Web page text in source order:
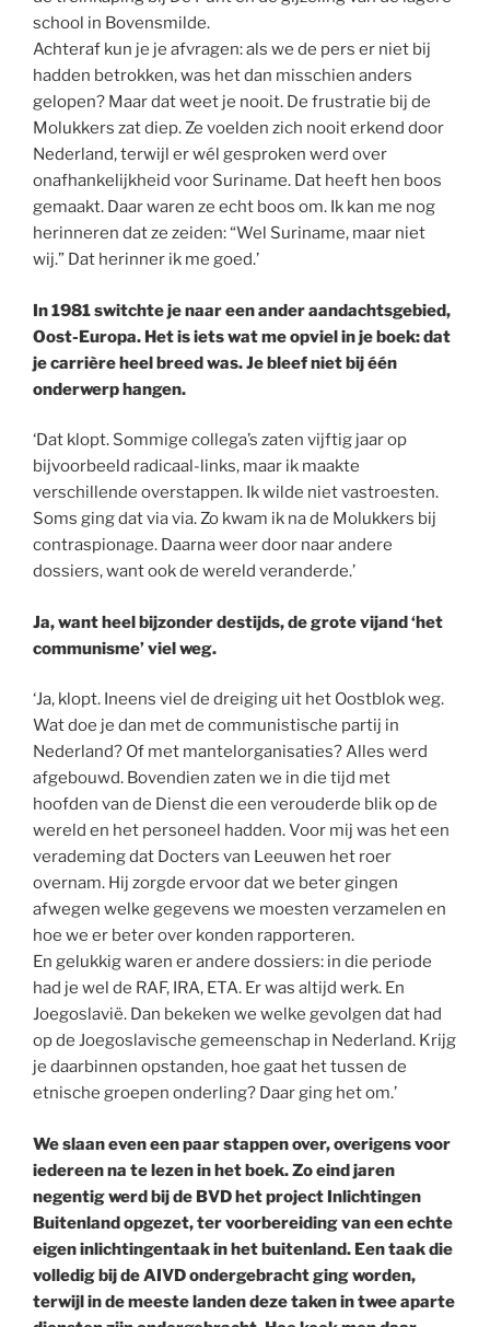
school in Bovensmilde.
Achteraf kun je je afvragen: als we de pers er niet bij
hadden betrokken, was het dan misschien anders
gelopen? Maar dat weet je nooit. De frustratie bij de
Molukkers zat diep. Ze voelden zich nooit erkend door
Nederland, terwijl er wél gesproken werd over
onafhankelijkheid voor Suriname. Dat heeft hen boos
gemaakt. Daar waren ze echt boos om. Ik kan me nog
herinneren dat ze zeiden: “Wel Suriname, maar niet
wij.” Dat herinner ik me goed.’
In 1981 switchte je naar een ander aandachtsgebied,
Oost-Europa. Het is iets wat me opviel in je boek: dat
je carrière heel breed was. Je bleef niet bij één
onderwerp hangen.
‘Dat klopt. Sommige collega’s zaten vijftig jaar op
bijvoorbeeld radicaal-links, maar ik maakte
verschillende overstappen. Ik wilde niet vastroesten.
Soms ging dat via via. Zo kwam ik na de Molukkers bij
contraspionage. Daarna weer door naar andere
dossiers, want ook de wereld veranderde.’
Ja, want heel bijzonder destijds, de grote vijand ‘het
communisme’ viel weg.
‘Ja, klopt. Ineens viel de dreiging uit het Oostblok weg.
Wat doe je dan met de communistische partij in
Nederland? Of met mantelorganisaties? Alles werd
afgebouwd. Bovendien zaten we in die tijd met
hoofden van de Dienst die een verouderde blik op de
wereld en het personeel hadden. Voor mij was het een
verademing dat Docters van Leeuwen het roer
overnam. Hij zorgde ervoor dat we beter gingen
afwegen welke gegevens we moesten verzamelen en
hoe we er beter over konden rapporteren.
En gelukkig waren er andere dossiers: in die periode
had je wel de RAF, IRA, ETA. Er was altijd werk. En
Joegoslavië. Dan bekeken we welke gevolgen dat had
op de Joegoslavische gemeenschap in Nederland. Krijg
je daarbinnen opstanden, hoe gaat het tussen de
etnische groepen onderling? Daar ging het om.’
We slaan even een paar stappen over, overigens voor
iedereen na te lezen in het boek. Zo eind jaren
negentig werd bij de BVD het project Inlichtingen
Buitenland opgezet, ter voorbereiding van een echte
eigen inlichtingentaak in het buitenland. Een taak die
volledig bij de AIVD ondergebracht ging worden,
terwijl in de meeste landen deze taken in twee aparte